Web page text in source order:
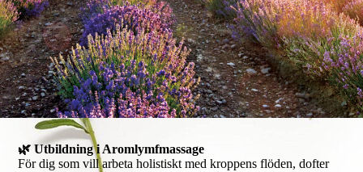
🌿 Utbildning i Aromlymfmassage
För dig som vill arbeta holistiskt med kroppens flöden, dofter